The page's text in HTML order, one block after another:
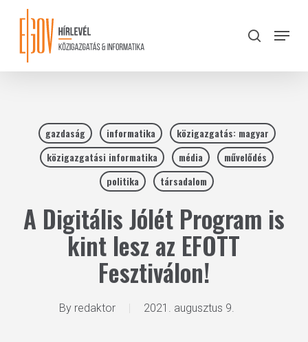
content
search
Menu
gazdaság informatika
közigazgatás: magyar
közigazgatási informatika
média
művelődés
politika
társadalom
A Digitális Jólét Program is
kint lesz az EFOTT
Fesztiválon!
By redaktor 2021. augusztus 9.
Close